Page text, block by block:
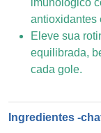
imunológico
antioxidantes
Eleve sua
equilibrada,
cada gole.
Ingredientes -